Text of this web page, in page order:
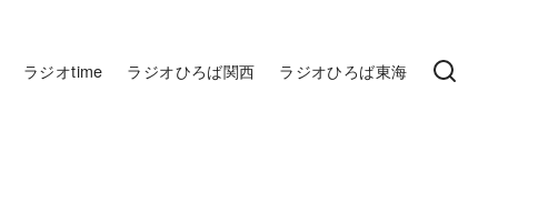
ラジオtime ラジオひろば関西 ラジオひろば東海